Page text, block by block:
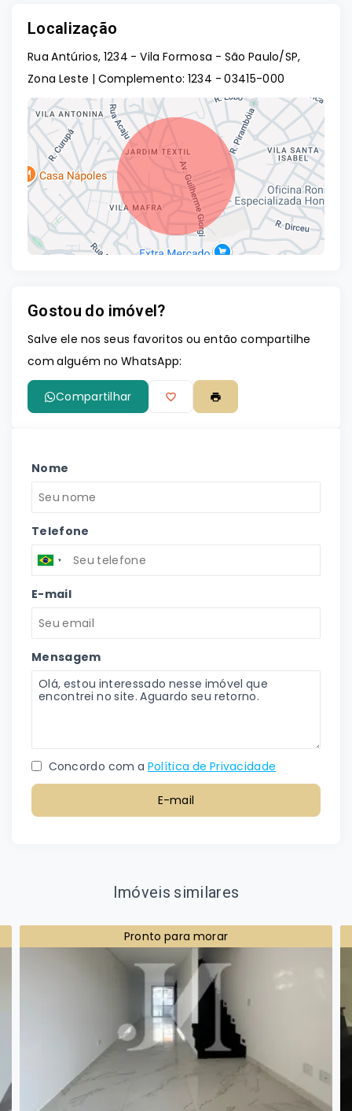
Localização
Rua Antúrios, 1234 - Vila Formosa - São Paulo/SP,
Zona Leste | Complemento: 1234 - 03415-000
Gostou do imóvel?
Salve ele nos seus favoritos ou então compartilhe
com alguém no WhatsApp:
Compartilhar
Nome
Telefone
E-mail
Mensagem
Concordo com a Política de Privacidade
E-mail
Imóveis similares
Pronto para morar